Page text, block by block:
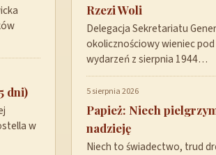
dni)
w
Rzezi Woli
Delegacja Sekretariatu
okolicznościowy wieniec
wydarzeń z sierpnia 1944…
5 sierpnia 2026
Papież: Niech
nadzieję
Niech to świadectwo, trud